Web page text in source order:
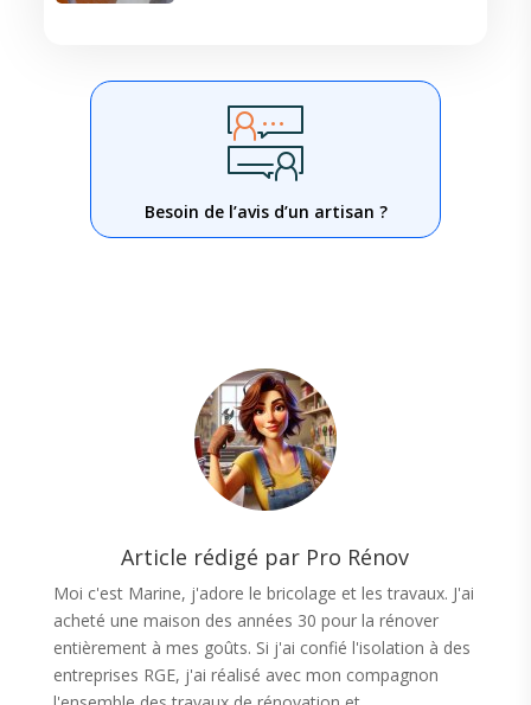
Besoin de l’avis d’un artisan ?
Article rédigé par Pro Rénov
Moi c'est Marine, j'adore le bricolage et les travaux. J'ai
acheté une maison des années 30 pour la rénover
entièrement à mes goûts. Si j'ai confié l'isolation à des
entreprises RGE, j'ai réalisé avec mon compagnon